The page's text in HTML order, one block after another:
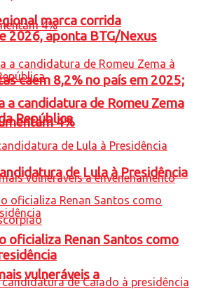
caem 8,2% no país em 2025;
4%
vulneráveis a
marca corrida
2026, aponta BTG/Nexus
a candidatura de Romeu Zema
República
de Lula à Presidência
oficializa Renan Santos como